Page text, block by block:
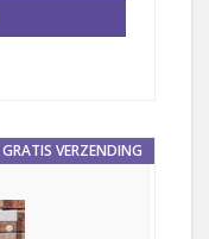
GRATIS VERZENDING